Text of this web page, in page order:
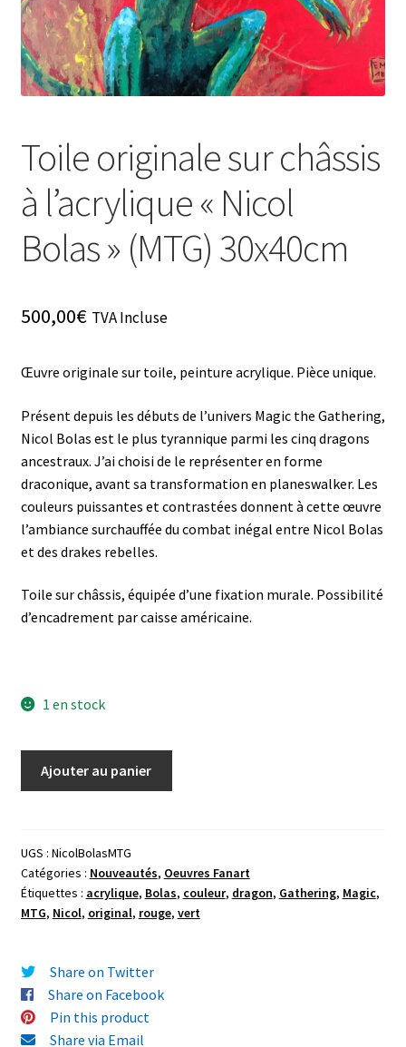
Toile originale sur châssis
à l’acrylique « Nicol
Bolas » (MTG) 30x40cm
500,00€ TVA Incluse
Œuvre originale sur toile, peinture acrylique. Pièce unique.
Présent depuis les débuts de l’univers Magic the Gathering,
Nicol Bolas est le plus tyrannique parmi les cinq dragons
ancestraux. J’ai choisi de le représenter en forme
draconique, avant sa transformation en planeswalker. Les
couleurs puissantes et contrastées donnent à cette œuvre
l’ambiance surchauffée du combat inégal entre Nicol Bolas
et des drakes rebelles.
Toile sur châssis, équipée d’une fixation murale. Possibilité
d’encadrement par caisse américaine.
1 en stock
sur
châssis
à
l'acrylique
Bolas"
(MTG)
30x40cm
Ajouter au panier
UGS : NicolBolasMTG
Catégories : Nouveautés, Oeuvres Fanart
Étiquettes : acrylique, Bolas, couleur, dragon, Gathering, Magic,
MTG, Nicol, original, rouge, vert
Share on Twitter
Share on Facebook
Pin this product
Share via Email